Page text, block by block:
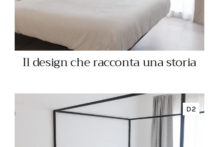
Il design che racconta una storia
D2